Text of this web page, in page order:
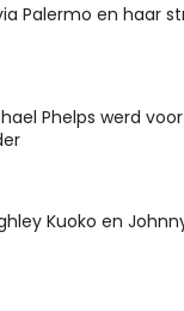
Palermo en haar
Phelps werd
Kuoko en